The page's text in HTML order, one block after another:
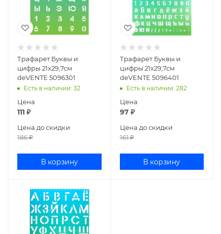
Трафарет Буквы и
цифры 21х29,7см
deVENTE 5096301
Есть в наличии: 32
Цена
111 ₽
Цена до скидки
186₽
В корзину
Трафарет Буквы и
цифры 21х29,7см
deVENTE 5096401
Есть в наличии: 282
Цена
97₽
Цена до скидки
161₽
В корзину